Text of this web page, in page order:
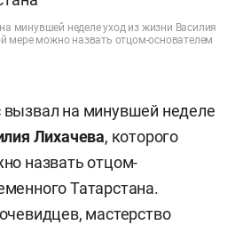
минувшей неделе уход из жизни Василия
мере можно назвать отцом-основателем
на минувшей неделе
Лихачева, которого
назвать отцом-
Татарстана.
мастерство